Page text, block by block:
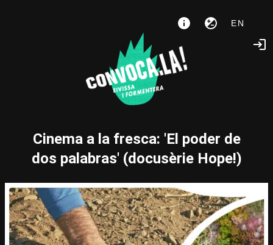
EN
Cinema a la fresca: 'El poder de
dos palabras' (docusèrie Hope!)